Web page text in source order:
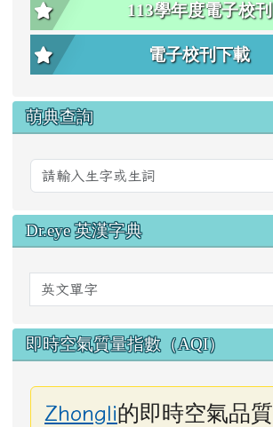
113學年度電子校刊
電子校刊下載
萌典查詢
Dr.eye 英漢字典
英文單字
即時空氣質量指數（AQI）
Zhongli的即時空氣品質